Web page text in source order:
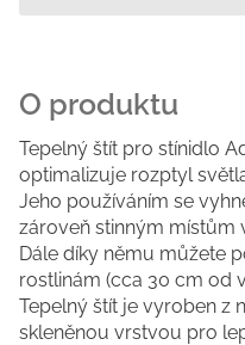
cena:
Tepelný štít pro stínidlo
optimalizuje rozptyl
Jeho používáním se
zároveň stinným místům
Dále díky němu můžete
rostlinám (cca 30 cm od
Tepelný štít je vyroben z
skleněnou vrstvou pro